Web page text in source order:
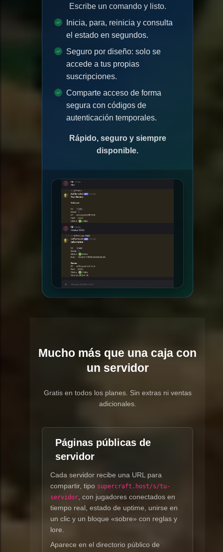
Escribe un comando y listo.
Inicia, para, reinicia y consulta
el estado en segundos.
Seguro por diseño: solo se
accede a tus propias
suscripciones.
Comparte acceso de forma
segura con códigos de
autenticación temporales.
Rápido, seguro y siempre
disponible.
Mucho más que una caja con
un servidor
Gratis en todos los planes. Sin extras ni ventas
adicionales.
Páginas públicas de
servidor
Cada servidor recibe una URL para
compartir, tipo supercraft.host/s/tu-
servidor, con jugadores conectados en
tiempo real, estado de uptime, unirse en
un clic y un bloque «sobre» con reglas y
lore.
Aparece en el directorio público de